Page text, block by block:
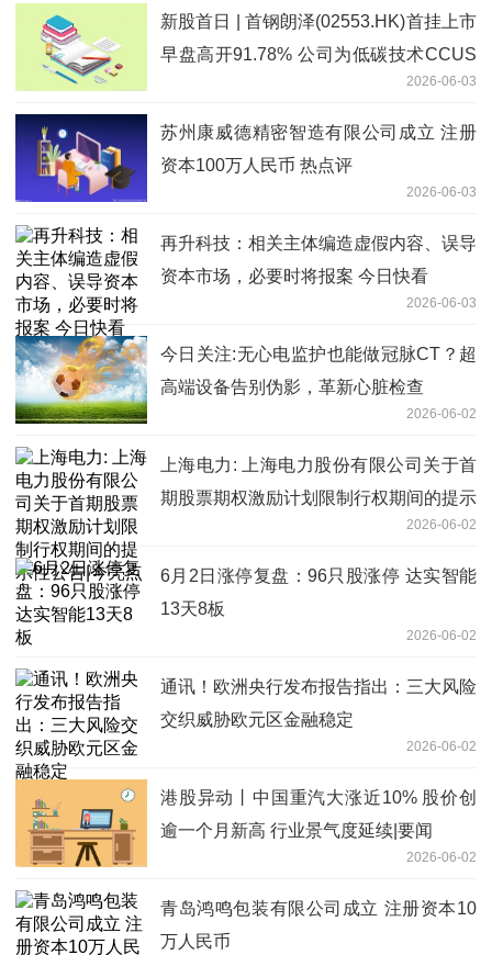
新股首日 | 首钢朗泽(02553.HK)首挂上市
早盘高开91.78% 公司为低碳技术CCUS
2026-06-03
苏州康威德精密智造有限公司成立 注册
资本100万人民币 热点评
2026-06-03
再升科技：相关主体编造虚假内容、误导
资本市场，必要时将报案 今日快看
2026-06-03
今日关注:无心电监护也能做冠脉CT？超
高端设备告别伪影，革新心脏检查
2026-06-02
上海电力: 上海电力股份有限公司关于首
期股票期权激励计划限制行权期间的提示
2026-06-02
6月2日涨停复盘：96只股涨停 达实智能
13天8板
2026-06-02
通讯！欧洲央行发布报告指出：三大风险
交织威胁欧元区金融稳定
2026-06-02
港股异动丨中国重汽大涨近10% 股价创
逾一个月新高 行业景气度延续|要闻
2026-06-02
青岛鸿鸣包装有限公司成立 注册资本10
万人民币